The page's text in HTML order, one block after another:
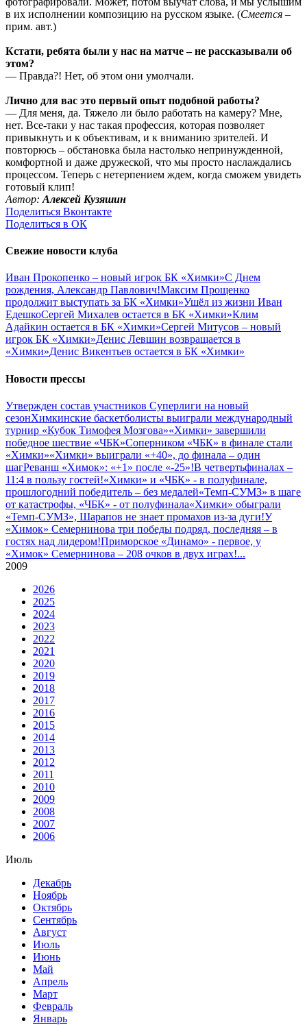
в их исполнении композицию на русском языке. (Смеется –
прим. авт.)
Кстати, ребята были у нас на матче – не рассказывали об
этом?
— Правда?! Нет, об этом они умолчали.
Лично для вас это первый опыт подобной работы?
— Для меня, да. Тяжело ли было работать на камеру? Мне,
нет. Все-таки у нас такая профессия, которая позволяет
привыкнуть и к объективам, и к вниманию зрителей. И
повторюсь – обстановка была настолько непринужденной,
комфортной и даже дружеской, что мы просто наслаждались
процессом. Теперь с нетерпением ждем, когда сможем увидеть
готовый клип!
Автор: Алексей Кузяшин
Поделиться Вконтакте
Поделиться в ОК
Свежие новости клуба
Иван Прокопенко – новый игрок БК «Химки»С Днем
рождения, Александр Павлович!Максим Прощенко
продолжит выступать за БК «Химки»Ушёл из жизни Иван
ЕдешкоСергей Михалев остается в БК «Химки»Клим
Адайкин остается в БК «Химки»Сергей Митусов – новый
игрок БК «Химки»Денис Левшин возвращается в
«Химки»Денис Викентьев остается в БК «Химки»
Новости прессы
Утвержден состав участников Cуперлиги на новый
сезонХимкинские баскетболисты выиграли международный
турнир «Кубок Тимофея Мозгова»«Химки» завершили
победное шествие «ЧБК»Соперником «ЧБК» в финале стали
«Химки»«Химки» выиграли «+40», до финала – один
шагРеванш «Химок»: «+1» после «-25»!В четвертьфиналах –
11:4 в пользу гостей!«Химки» и «ЧБК» - в полуфинале,
прошлогодний победитель – без медалей«Темп-СУМЗ» в шаге
от катастрофы, «ЧБК» - от полуфинала«Химки» обыграли
«Темп-СУМЗ», Шарапов не знает промахов из-за дуги!У
«Химок» Семернинова три победы подряд, последняя – в
гостях над лидером!Приморское «Динамо» - первое, у
«Химок» Семернинова – 208 очков в двух играх!...
2009
2026
2025
2024
2023
2022
2021
2020
2019
2018
2017
2016
2015
2014
2013
2012
2011
2010
2009
2008
2007
2006
Июль
Декабрь
Ноябрь
Октябрь
Сентябрь
Август
Июль
Июнь
Май
Апрель
Март
Февраль
Январь